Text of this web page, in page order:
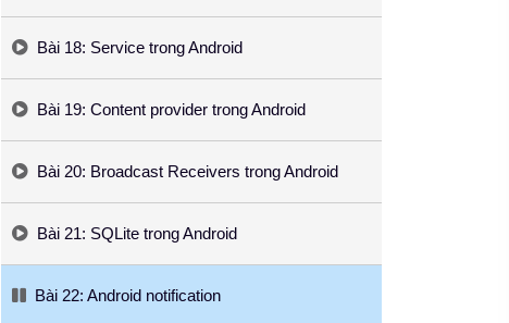
Bài 18: Service trong Android
Bài 19: Content provider trong Android
Bài 20: Broadcast Receivers trong Android
Bài 21: SQLite trong Android
Bài 22: Android notification